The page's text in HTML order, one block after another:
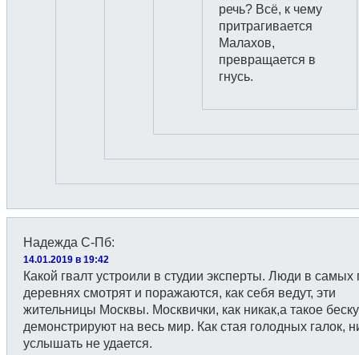
речь? Всё, к чему
притрагивается
Малахов,
превращается в
гнусь.
Надежда С-Пб:
14.01.2019 в 19:42
Какой гвалт устроили в студии эксперты. Люди в самых
деревнях смотрят и поражаются, как себя ведут, эти
жительницы Москвы. Москвички, как никак,а такое
демонстрируют на весь мир. Как стая голодных галок,
услышать не удается.